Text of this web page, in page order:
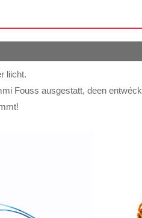
liicht.
Fouss ausgestatt, deen